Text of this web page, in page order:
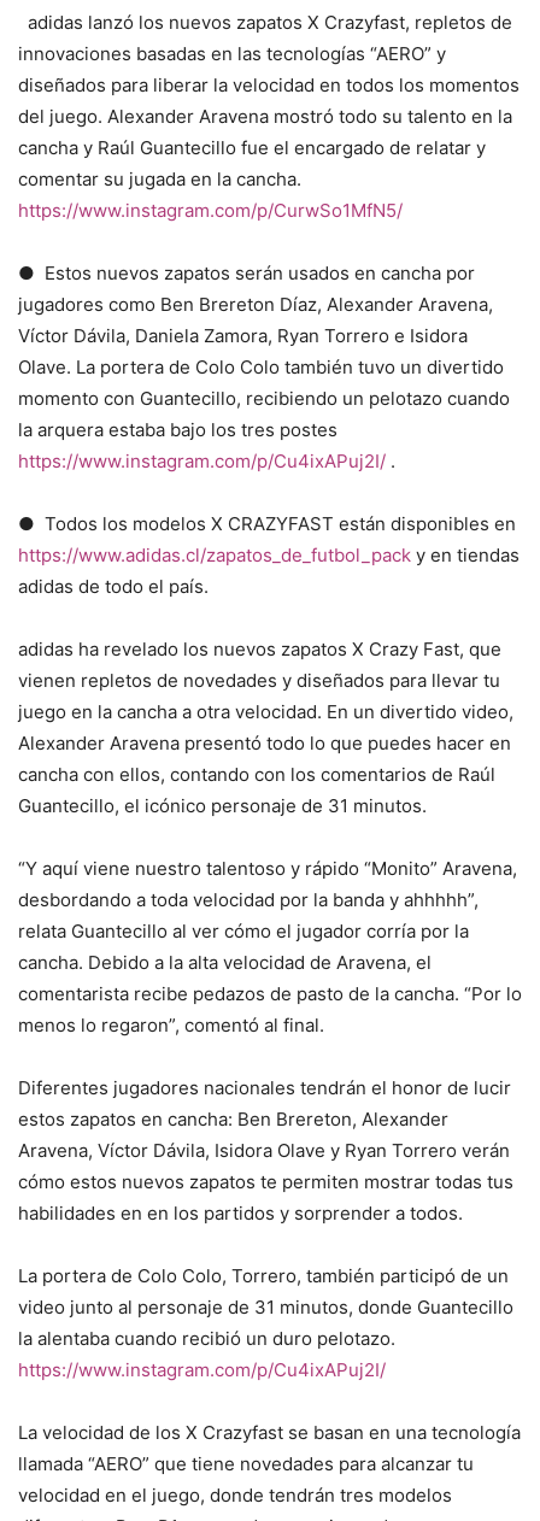
adidas lanzó los nuevos zapatos X Crazyfast, repletos de
innovaciones basadas en las tecnologías “AERO” y
diseñados para liberar la velocidad en todos los momentos
del juego. Alexander Aravena mostró todo su talento en la
cancha y Raúl Guantecillo fue el encargado de relatar y
comentar su jugada en la cancha. ​​
https://www.instagram.com/p/CurwSo1MfN5/
● Estos nuevos zapatos serán usados en cancha por
jugadores como Ben Brereton Díaz, Alexander Aravena,
Víctor Dávila, Daniela Zamora, Ryan Torrero e Isidora
Olave. La portera de Colo Colo también tuvo un divertido
momento con Guantecillo, recibiendo un pelotazo cuando
la arquera estaba bajo los tres postes
https://www.instagram.com/p/Cu4ixAPuj2I/ .
● Todos los modelos X CRAZYFAST están disponibles en
https://www.adidas.cl/zapatos_de_futbol_pack y en tiendas
adidas de todo el país.
adidas ha revelado los nuevos zapatos X Crazy Fast, que
vienen repletos de novedades y diseñados para llevar tu
juego en la cancha a otra velocidad. En un divertido video,
Alexander Aravena presentó todo lo que puedes hacer en
cancha con ellos, contando con los comentarios de Raúl
Guantecillo, el icónico personaje de 31 minutos.
“Y aquí viene nuestro talentoso y rápido “Monito” Aravena,
desbordando a toda velocidad por la banda y ahhhhh”,
relata Guantecillo al ver cómo el jugador corría por la
cancha. Debido a la alta velocidad de Aravena, el
comentarista recibe pedazos de pasto de la cancha. “Por lo
menos lo regaron”, comentó al final.
Diferentes jugadores nacionales tendrán el honor de lucir
estos zapatos en cancha: Ben Brereton, Alexander
Aravena, Víctor Dávila, Isidora Olave y Ryan Torrero verán
cómo estos nuevos zapatos te permiten mostrar todas tus
habilidades en en los partidos y sorprender a todos.
La portera de Colo Colo, Torrero, también participó de un
video junto al personaje de 31 minutos, donde Guantecillo
la alentaba cuando recibió un duro pelotazo.
https://www.instagram.com/p/Cu4ixAPuj2I/
La velocidad de los X Crazyfast se basan en una tecnología
llamada “AERO” que tiene novedades para alcanzar tu
velocidad en el juego, donde tendrán tres modelos